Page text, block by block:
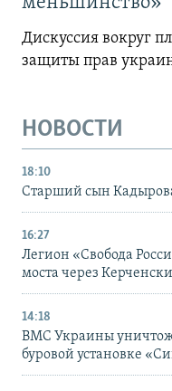
Дискуссия вокруг
защиты прав
НОВОСТИ
18:10
Старший сын
16:27
Легион «Свобода
моста через
14:18
ВМС Украины
буровой установке